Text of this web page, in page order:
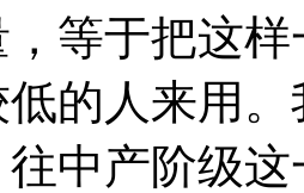
，等于把这
的人来用
中产阶级